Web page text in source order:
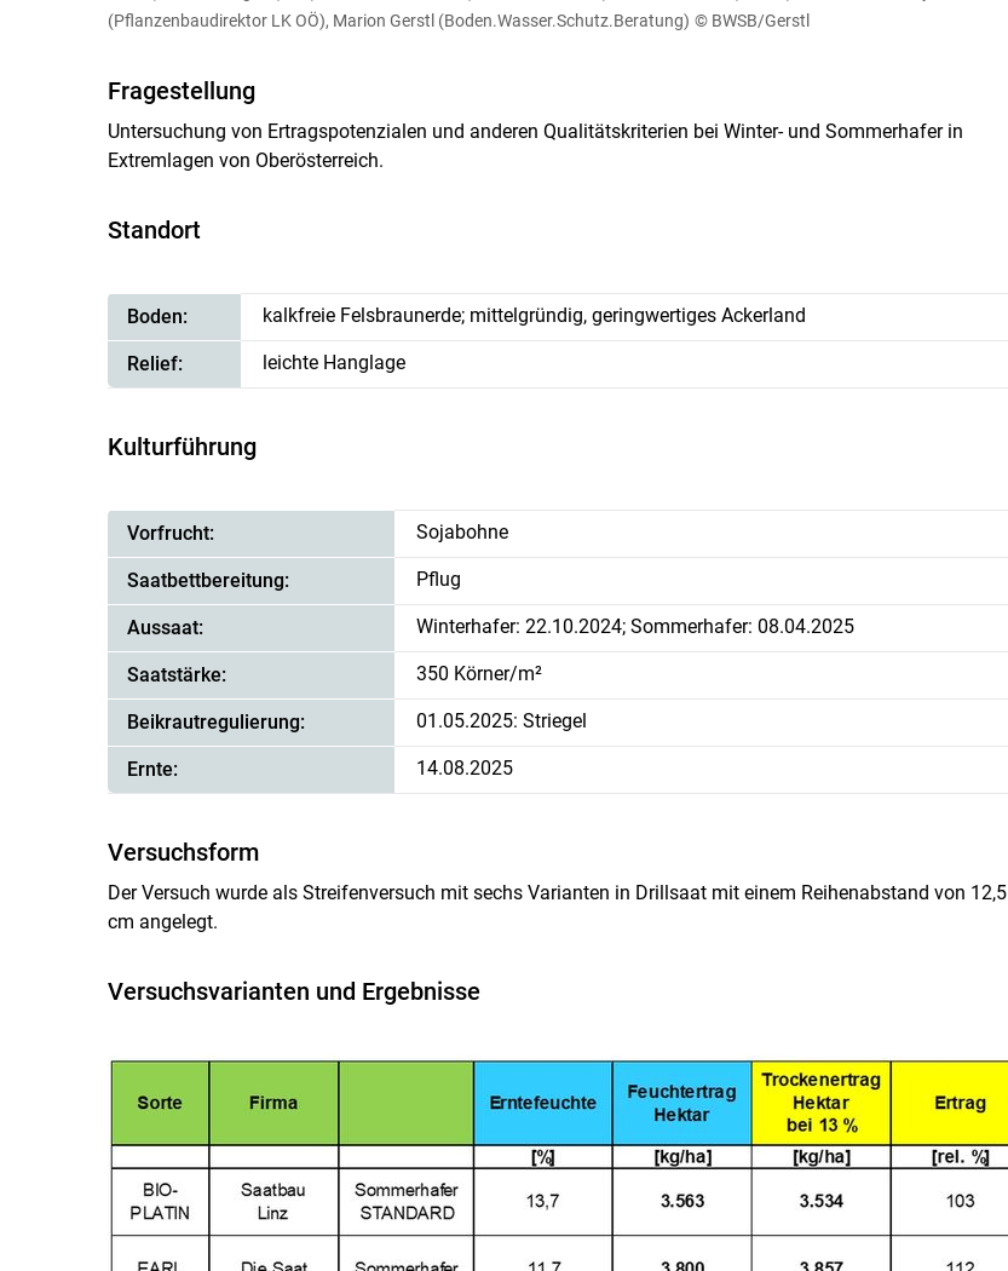
(Pflanzenbaudirektor LK OÖ), Marion Gerstl (Boden.Wasser.Schutz.Beratung) © BWSB/Gerstl
Fragestellung
Untersuchung von Ertragspotenzialen und anderen Qualitätskriterien bei Winter- und Sommerhafer in
Extremlagen von Oberösterreich.
Standort
Boden: kalkfreie Felsbraunerde; mittelgründig, geringwertiges Ackerland
Relief: leichte Hanglage
Kulturführung
Vorfrucht: Sojabohne
Saatbettbereitung: Pflug
Aussaat: Winterhafer: 22.10.2024; Sommerhafer: 08.04.2025
Saatstärke: 350 Körner/m²
Beikrautregulierung: 01.05.2025: Striegel
Ernte: 14.08.2025
Versuchsform
Der Versuch wurde als Streifenversuch mit sechs Varianten in Drillsaat mit einem Reihenabstand von 12,5
cm angelegt.
Versuchsvarianten und Ergebnisse